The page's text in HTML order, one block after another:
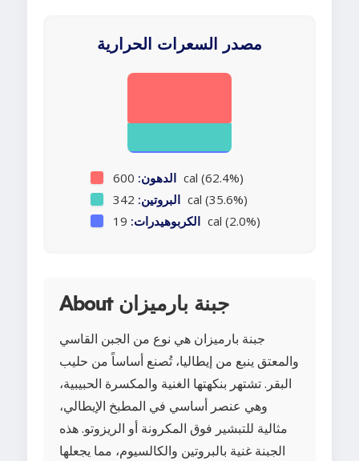
مصدر السعرات الحرارية
الدهون: 600 cal (62.4%)
البروتين: 342 cal (35.6%)
الكربوهيدرات: 19 cal (2.0%)
About جبنة بارميزان
جبنة بارميزان هي نوع من الجبن القاسي
والمعتق ينبع من إيطاليا، تُصنع أساساً من حليب
البقر. تشتهر بنكهتها الغنية والمكسرة الحبيبية،
وهي عنصر أساسي في المطبخ الإيطالي،
مثالية للتبشير فوق المكرونة أو الريزوتو. هذه
الجبنة غنية بالبروتين والكالسيوم، مما يجعلها